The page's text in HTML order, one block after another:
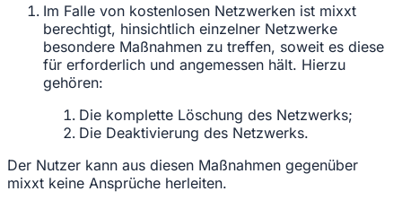
Im Falle von kostenlosen Netzwerken ist mixxt
berechtigt, hinsichtlich einzelner Netzwerke
besondere Maßnahmen zu treffen, soweit es diese
für erforderlich und angemessen hält. Hierzu
gehören:
Die komplette Löschung des Netzwerks;
Die Deaktivierung des Netzwerks.
Der Nutzer kann aus diesen Maßnahmen gegenüber
mixxt keine Ansprüche herleiten.